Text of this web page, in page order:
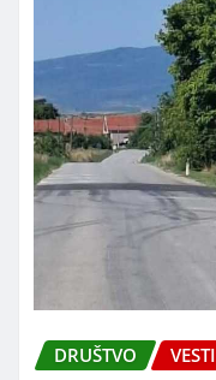
DRUŠTVO VESTI